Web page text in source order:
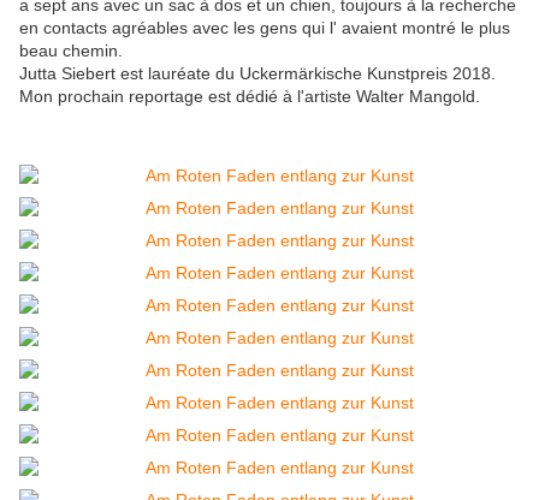
a sept ans avec un sac à dos et un chien, toujours à la recherche
en contacts agréables avec les gens qui l' avaient montré le plus
beau chemin.
Jutta Siebert est lauréate du Uckermärkische Kunstpreis 2018.
Mon prochain reportage est dédié à l'artiste Walter Mangold.